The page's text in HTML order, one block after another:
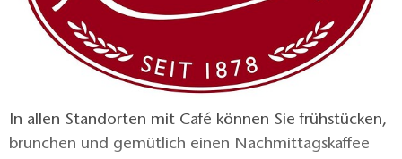
In allen Standorten mit Café können Sie frühstücken,
brunchen und gemütlich einen Nachmittagskaffee